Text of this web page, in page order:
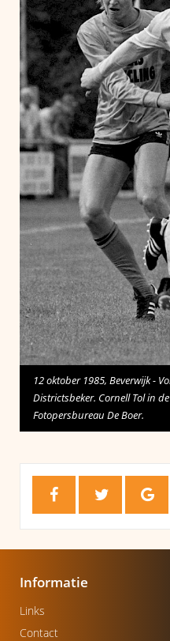
12 oktober 1985, Beverwijk -
Districtsbeker. Cornell Tol in
Fotopersbureau De Boer.
Informatie
Links
Contact